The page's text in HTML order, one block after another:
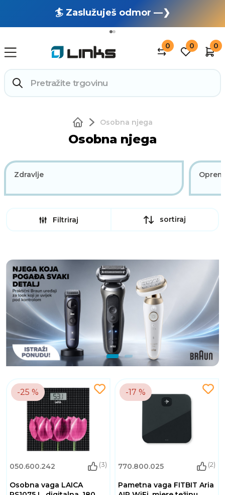
🏄 Zaslužuješ odmor —❯
🔥 OUTLET: TOTALNA RASPRODAJA —❯
0 0 0
Osobna njega
Osobna njega
Zdravlje
Filtriraj sortiraj
-25 %
050.600.242 (3)
Osobna vaga LAICA
-17 %
770.800.025 (2)
Pametna vaga FITBIT Aria